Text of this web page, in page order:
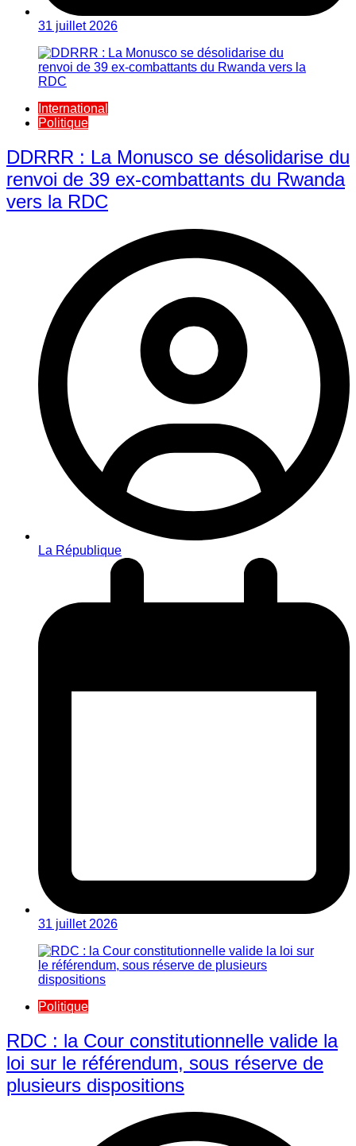
31 juillet 2026
International
Politique
DDRRR : La Monusco se désolidarise du
renvoi de 39 ex-combattants du Rwanda
vers la RDC
La République
31 juillet 2026
Politique
RDC : la Cour constitutionnelle valide la
loi sur le référendum, sous réserve de
plusieurs dispositions